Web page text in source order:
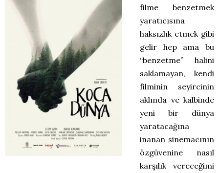
filme benzetmek
yaratıcısına
haksızlık etmek gibi
gelir hep ama bu
“benzetme” halini
saklamayan, kendi
filminin seyircinin
aklında ve kalbinde
yeni bir dünya
yaratacağına
inanan sinemacının
özgüvenine nasıl
karşılık vereceğimi